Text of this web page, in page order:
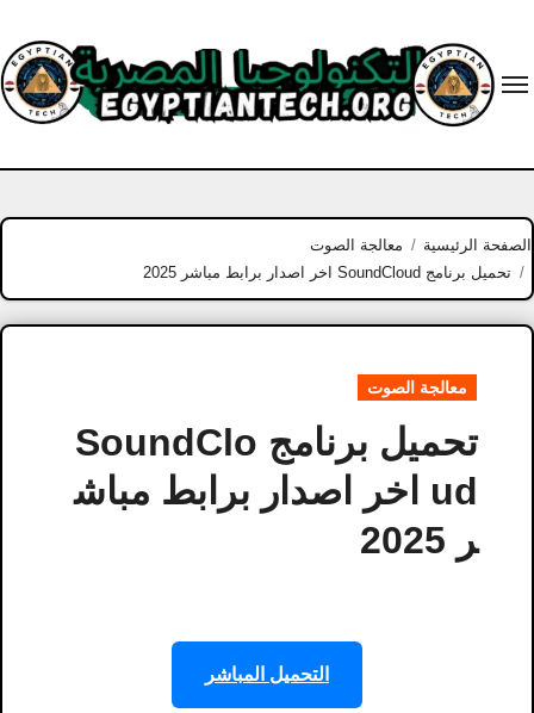
content
الصفحة الرئيسية
معالجة الصوت
تحميل برنامج SoundCloud اخر اصدار برابط مباشر 2025
معالجة الصوت
تحميل برنامج SoundClo
ud اخر اصدار برابط مباش
ر 2025
التحميل المباشر